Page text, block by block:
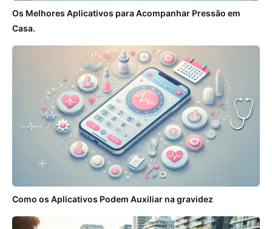
Os Melhores Aplicativos para Acompanhar Pressão em
Casa.
Como os Aplicativos Podem Auxiliar na gravidez